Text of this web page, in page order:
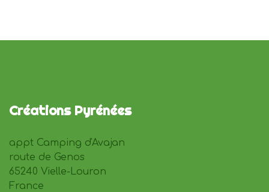
Créations Pyrénées
appt Camping d'Avajan
route de Genos
65240 Vielle-Louron
France